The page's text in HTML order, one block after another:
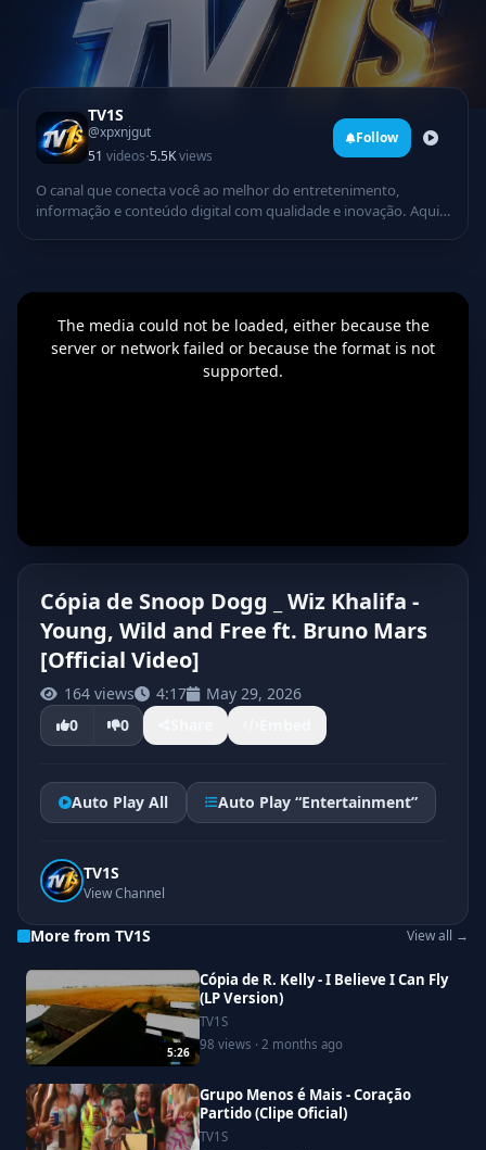
TV1S
@xpxnjgut
51 videos·5.5Kviews
Follow
O canal que conecta você ao melhor do entretenimento,
informação e conteúdo digital com qualidade e inovação. Aqui
levar uma experiência moderna, envolvente e cheia de energia
televisão digital! Ative as notificações e acompanhe tudo em
primeira mão
This
is
The media could not be loaded, either because the
server or network failed or because the format is not
supported.
Cópia de Snoop Dogg _ Wiz Khalifa -
Young, Wild and Free ft. Bruno Mars
[Official Video]
164 views 4:17
May 29, 2026
0
0
Auto Play All Auto Play “Entertainment”
TV1S
View Channel
More from TV1S View all →
5:26
Cópia de R. Kelly - I Believe I Can Fly
(LP Version)
TV1S
98 views · 2 months ago
Grupo Menos é Mais - Coração
Partido (Clipe Oficial)
TV1S